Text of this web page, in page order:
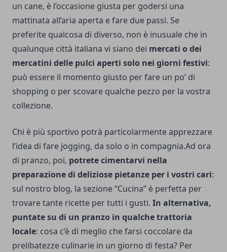
un cane, è l’occasione giusta per godersi una
mattinata all’aria aperta e fare due passi. Se
preferite qualcosa di diverso, non è inusuale che in
qualunque città italiana vi siano dei mercati o dei
mercatini delle pulci aperti solo nei giorni festivi:
può essere il momento giusto per fare un po’ di
shopping o per scovare qualche pezzo per la vostra
collezione.
Chi è più sportivo potrà particolarmente apprezzare
l’idea di fare jogging, da solo o in compagnia.Ad ora
di pranzo, poi, potrete cimentarvi nella
preparazione di deliziose pietanze per i vostri cari:
sul nostro blog, la sezione “Cucina” è perfetta per
trovare tante ricette per tutti i gusti. In alternativa,
puntate su di un pranzo in qualche trattoria
locale: cosa c’è di meglio che farsi coccolare da
prelibatezze culinarie in un giorno di festa? Per